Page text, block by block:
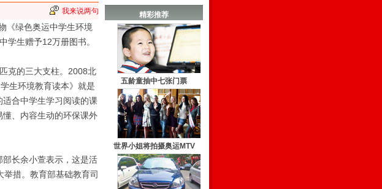
我来说两句
绿色奥运中学生环境
学生赠予12万册图书。
克的三大支柱。2008北
生环境教育读本》就是
合中学生学习阅读的课
、内容生动的环保课外
长余小萱表示，这是活
措。教育部基础教育司
精彩推荐
五龄童抽中七张门票
世界小姐将拍摄奥运MTV